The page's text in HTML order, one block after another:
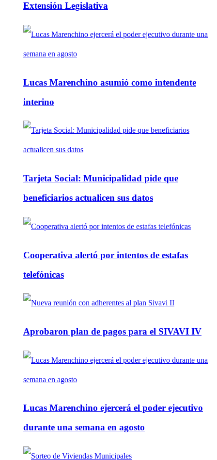
Extensión Legislativa
Lucas Marenchino asumió como intendente
interino
Tarjeta Social: Municipalidad pide que
beneficiarios actualicen sus datos
Cooperativa alertó por intentos de estafas
telefónicas
Aprobaron plan de pagos para el SIVAVI IV
Lucas Marenchino ejercerá el poder ejecutivo
durante una semana en agosto